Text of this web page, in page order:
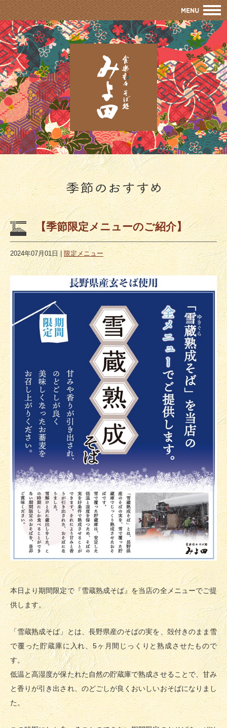
【季節限定メニューのご紹介】
2024年07月01日|限定メニュー
本日より期間限定で『雪蔵熟成そば』を当店の全メニューでご提
供します。
「雪蔵熟成そば」とは、長野県産のそばの実を、殻付きのまま雪
で覆った貯蔵庫に入れ、5ヶ月間じっくりと熟成させたもので
す。
低温と高湿度が保たれた自然の貯蔵庫で熟成させることで、甘み
と香りが引き出され、のどごしが良くおいしいおそばになりまし
た。